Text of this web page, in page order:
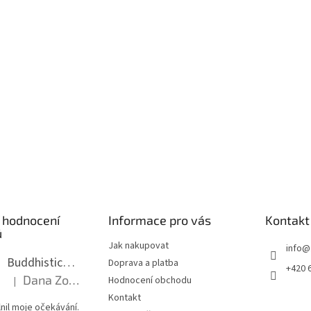
Buddhistická mala dlouhá - tmavé dřevo s uzlíky 8 mm
Hodnocení produktu je 5 z 5 hvězdiček.
| Dana Zoubkova
moje očekávání.
Informace pro vás
Jak nakupovat
Doprava a platba
Hodnocení obchodu
Kontakt
Kontakt
info@
+420